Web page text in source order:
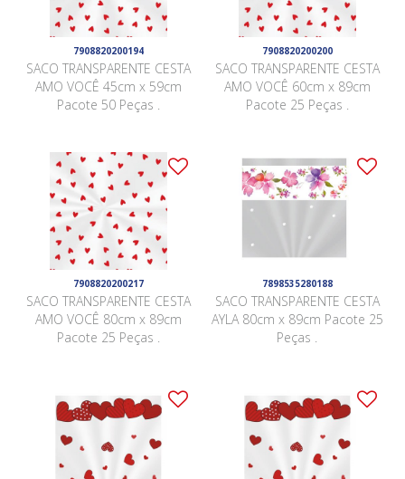
7908820200194
SACO TRANSPARENTE CESTA
AMO VOCÊ 45cm x 59cm
Pacote 50 Peças .
7908820200200
SACO TRANSPARENTE CESTA
AMO VOCÊ 60cm x 89cm
Pacote 25 Peças .
7908820200217
SACO TRANSPARENTE CESTA
AMO VOCÊ 80cm x 89cm
Pacote 25 Peças .
7898535280188
SACO TRANSPARENTE CESTA
AYLA 80cm x 89cm Pacote 25
Peças .